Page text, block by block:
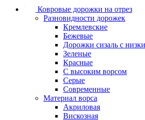
Ковровые дорожки на отрез
Разновидности дорожек
Кремлевские
Бежевые
Дорожки сизаль с
Зеленые
Красные
С высоким ворсом
Серые
Современные
Материал ворса
Акриловая
Вискозная